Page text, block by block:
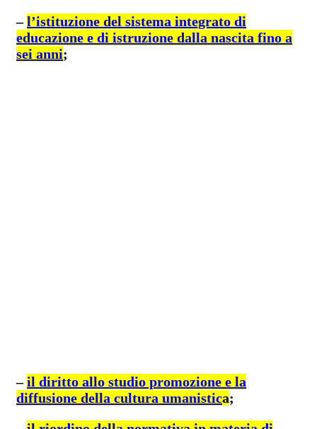
–l’istituzione del sistema integrato di
educazione e di istruzione dalla nascita fino a
sei anni;
–il diritto allo studio promozione e la
diffusione della cultura umanistica;